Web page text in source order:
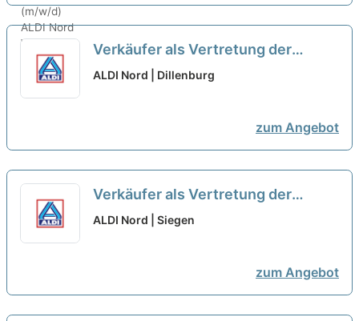
Verkäufer als Vertretung der
Ersten Kraft in Teilzeit (m/w/d)
ALDI Nord | Dillenburg
zum Angebot
Verkäufer als Vertretung der
Ersten Kraft in Teilzeit (m/w/d)
ALDI Nord | Siegen
zum Angebot